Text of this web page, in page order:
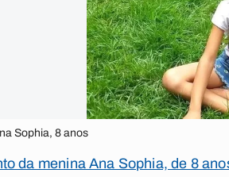
Sophia, 8 anos
da menina Ana Sophia, de 8